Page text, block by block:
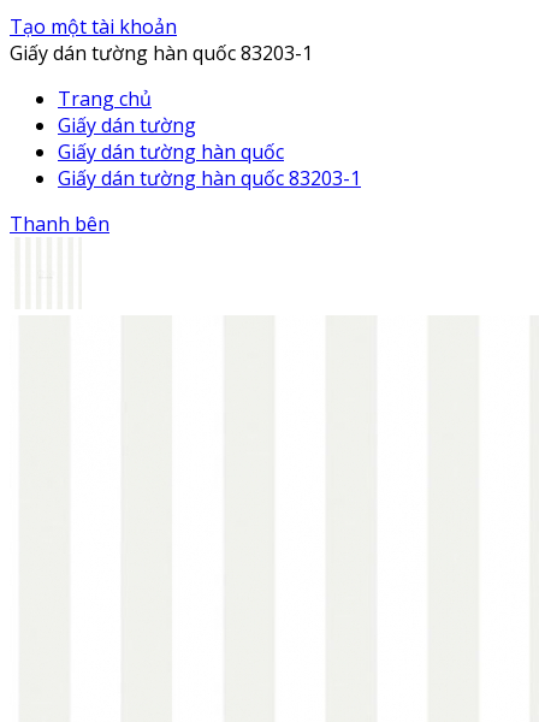
Tạo một tài khoản
Giấy dán tường hàn quốc 83203-1
Trang chủ
Giấy dán tường
Giấy dán tường hàn quốc
Giấy dán tường hàn quốc 83203-1
Thanh bên